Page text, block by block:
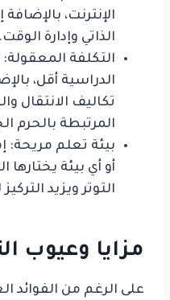
الإنترنت،
الذاتي وإدارة الوقت.
التكلفة
الدراسية أقل،
تكاليف الانتقال
المرتبطة بالحرم
بيئة تعلم مريحة:
أو أي بيئة
التوتر ويزيد
مزايا وعيوب
على الرغم من الفوائد